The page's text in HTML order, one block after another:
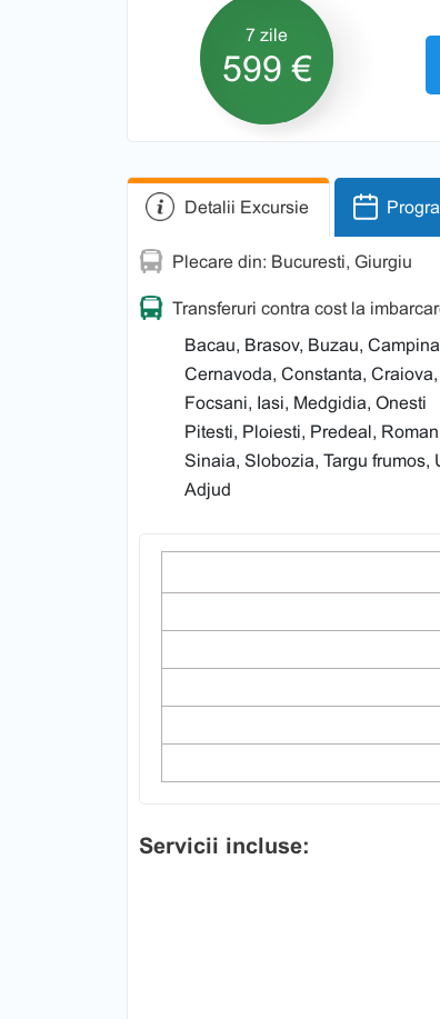
7 zile
599 €
Detalii Excursie
Plecare din: Bucuresti, Giurgiu
Transferuri contra cost la
Bacau, Brasov, Buzau, Campina
Cernavoda, Constanta,
Focsani, Iasi, Medgidia, Onesti
Pitesti, Ploiesti, Predeal, Roman
Sinaia, Slobozia, Targu frumos,
Adjud
Servicii incluse: